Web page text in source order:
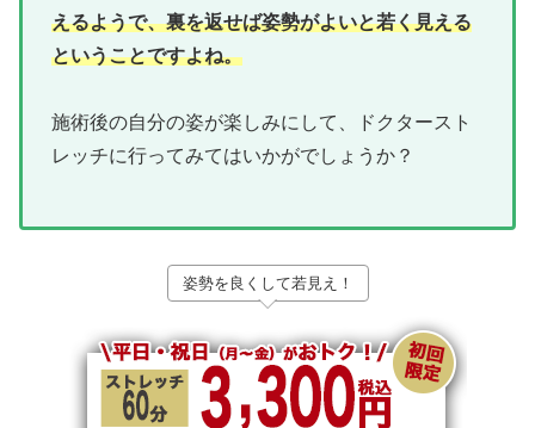
えるようで、裏を返せば姿勢がよいと若く見える
ということですよね。
施術後の自分の姿が楽しみにして、ドクタースト
レッチに行ってみてはいかがでしょうか？
姿勢を良くして若見え！